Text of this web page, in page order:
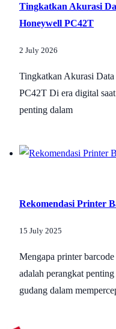
Tingkatkan Akurasi
Honeywell PC42T
2 July 2026
Tingkatkan Akurasi
PC42T Di era digital
penting dalam
Rekomendasi Printer
15 July 2025
Mengapa printer
adalah perangkat
gudang dalam